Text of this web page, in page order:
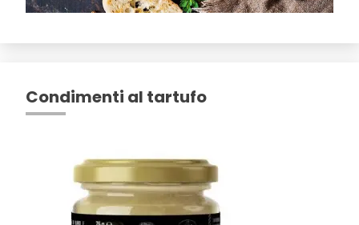
Condimenti al tartufo